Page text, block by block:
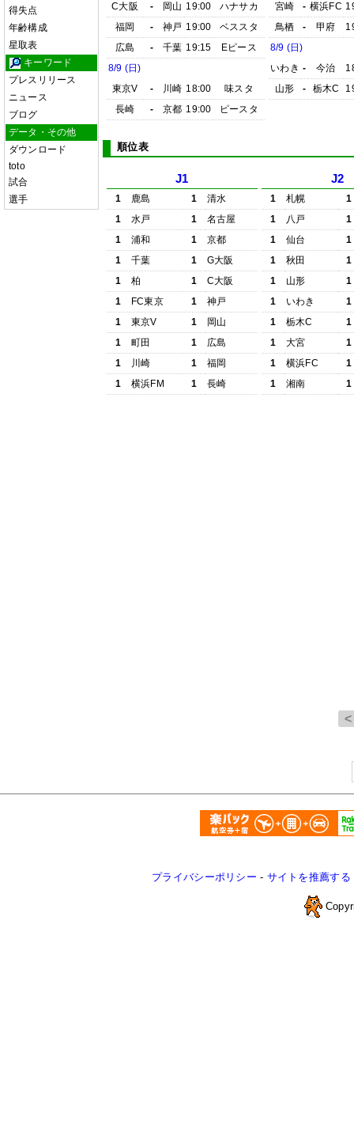
得失点
年齢構成
星取表
キーワード
プレスリリース
ニュース
ブログ
データ・その他
ダウンロード
toto
試合
選手
C大阪
- 岡山 19:00
ハナサカ
福岡
- 神戸 19:00
ベススタ
広島
- 千葉 19:15
Eピース
8/9 (日)
東京V
- 川崎 18:00
味スタ
長崎
- 京都 19:00 ピースタ
宮崎
- 横浜FC
鳥栖
- 甲府
8/9 (日)
いわき - 今治
山形
- 栃木C
順位表
J1
1 鹿島 1
清水
1
水戸 1
名古屋
1
浦和 1
京都
1
千葉 1
G大阪
1
柏 1
C大阪
1
FC東京 1
神戸
1
東京V 1
岡山
1
町田 1
広島
1
川崎 1
福岡
1
横浜FM 1 長崎
J2
1 札幌
1
1
八戸
1
1
仙台
1
1
秋田
1
1
山形
1
1
いわき
1
1
栃木C
1
1
大宮
1
1
横浜FC
1
1
湘南 1
プライバシーポリシー - サイトを推薦する